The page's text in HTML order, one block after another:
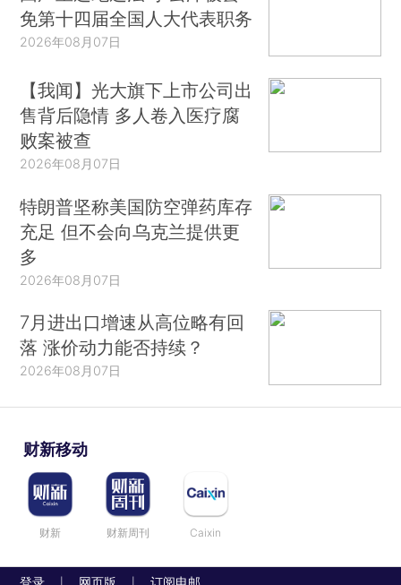
免第十四届全国人大代表职务
2026年08月07日
【我闻】光大旗下上市公司出
售背后隐情 多人卷入医疗腐
败案被查
2026年08月07日
特朗普坚称美国防空弹药库存
充足 但不会向乌克兰提供更
多
2026年08月07日
7月进出口增速从高位略有回
落 涨价动力能否持续？
2026年08月07日
财新移动
财新 财新周刊 Caixin
登录 网页版 订阅电邮